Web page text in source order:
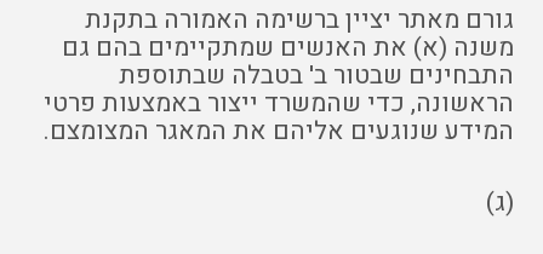
גורם מאתר יציין ברשימה האמורה בתקנת
משנה (א) את האנשים שמתקיימים בהם גם
התבחינים שבטור ב' בטבלה שבתוספת
הראשונה, כדי שהמשרד ייצור באמצעות פרטי
המידע שנוגעים אליהם את המאגר המצומצם.
(ג)